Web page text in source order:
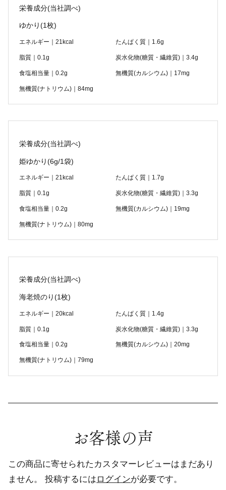
栄養成分(当社調べ)
ゆかり(1枚)
エネルギー｜21kcal たんぱく質｜1.6g
脂質｜0.1g 炭水化物(糖質・繊維質)｜3.4g
食塩相当量｜0.2g 無機質(カルシウム)｜17mg
無機質(ナトリウム)｜84mg
栄養成分(当社調べ)
姫ゆかり(6g/1袋)
エネルギー｜21kcal たんぱく質｜1.7g
脂質｜0.1g 炭水化物(糖質・繊維質)｜3.3g
食塩相当量｜0.2g 無機質(カルシウム)｜19mg
無機質(ナトリウム)｜80mg
栄養成分(当社調べ)
海老焼のり(1枚)
エネルギー｜20kcal たんぱく質｜1.4g
脂質｜0.1g 炭水化物(糖質・繊維質)｜3.3g
食塩相当量｜0.2g 無機質(カルシウム)｜20mg
無機質(ナトリウム)｜79mg
お客様の声
この商品に寄せられたカスタマーレビューはまだあり
ません。
投稿するには ログインが必要です。